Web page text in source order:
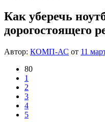
Как уберечь
дорогостоящего
Автор: КОМП-АС от 11
80
1
2
3
4
5